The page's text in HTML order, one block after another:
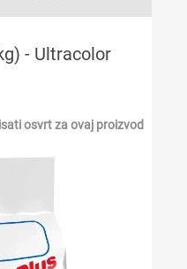
- Ultracolor
osvrt za ovaj proizvod